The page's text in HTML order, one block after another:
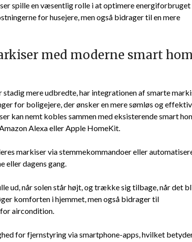
spille en væsentlig rolle i at optimere energiforbruget
for husejere, men også bidrager til en mere
med moderne smart
mere udbredte, har integrationen af smarte
for boligejere, der ønsker en mere sømløs og effektiv
kan nemt kobles sammen med eksisterende smart
Alexa eller Apple HomeKit.
markiser via stemmekommandoer eller
eller dagens gang.
ud, når solen står højt, og trække sig tilbage, når det
komforten i hjemmet, men også bidrager til
aircondition.
for fjernstyring via smartphone-apps, hvilket